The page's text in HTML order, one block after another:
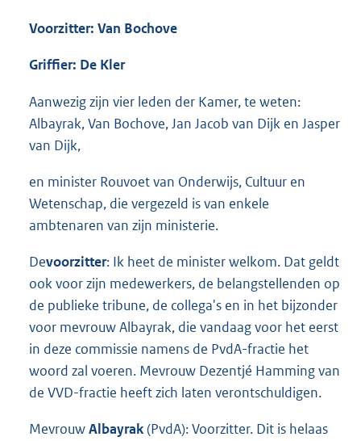
Voorzitter: Van Bochove
Griffier: De Kler
Aanwezig zijn vier leden der Kamer, te weten:
Albayrak, Van Bochove, Jan Jacob van Dijk en Jasper
van Dijk,
en minister Rouvoet van Onderwijs, Cultuur en
Wetenschap, die vergezeld is van enkele
ambtenaren van zijn ministerie.
Devoorzitter: Ik heet de minister welkom. Dat geldt
ook voor zijn medewerkers, de belangstellenden op
de publieke tribune, de collega's en in het bijzonder
voor mevrouw Albayrak, die vandaag voor het eerst
in deze commissie namens de PvdA-fractie het
woord zal voeren. Mevrouw Dezentjé Hamming van
de VVD-fractie heeft zich laten verontschuldigen.
MevrouwAlbayrak(PvdA): Voorzitter. Dit is helaas